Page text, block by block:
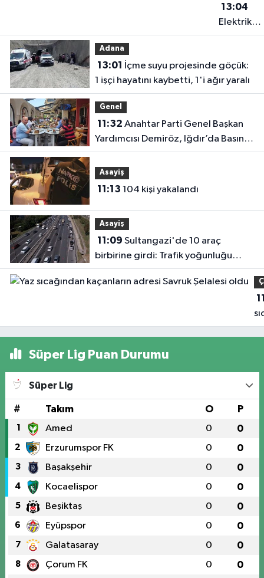
13:04
Elektrik
akımına
oldu
Adana
13:01
1 işçi hayatını kaybetti, 1'i ağır yaralı
Genel
11:32
Yardımcısı Demiröz, Iğdır’da Basın
Mensuplarıyla Buluştu
Asayiş
11:13 104 kişi yakalandı
Asayiş
11:09
birbirine girdi: Trafik yoğunluğu
havadan görüntülendi
Süper Lig Puan Durumu
Süper Lig
# Takım O P
1 Amed 0 0
2 Erzurumspor FK 0 0
3 Başakşehir 0 0
4 Kocaelispor 0 0
5 Beşiktaş 0 0
6 Eyüpspor 0 0
7 Galatasaray 0 0
8 Çorum FK 0 0